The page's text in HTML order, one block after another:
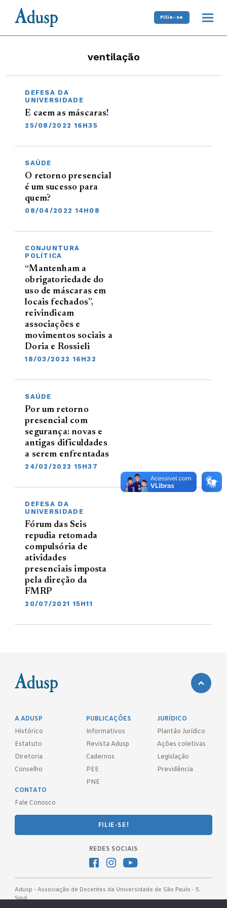
Filie-se
ventilação
DEFESA DA
UNIVERSIDADE
E caem as máscaras!
25/08/2022 16H35
SAÚDE
O retorno presencial
é um sucesso para
quem?
08/04/2022 14H08
CONJUNTURA
POLÍTICA
“Mantenham a
obrigatoriedade do
uso de máscaras em
locais fechados”,
reivindicam
associações e
movimentos sociais a
Doria e Rossieli
18/03/2022 16H32
SAÚDE
Por um retorno
presencial com
segurança: novas e
antigas dificuldades
a serem enfrentadas
24/02/2022 15H37
DEFESA DA
UNIVERSIDADE
Fórum das Seis
repudia retomada
compulsória de
atividades
presenciais imposta
pela direção da
FMRP
20/07/2021 15H11
A ADUSP
Histórico
Estatuto
Diretoria
Conselho
PUBLICAÇÕES
Informativos
Revista Adusp
Cadernos
PEE
PNE
JURÍDICO
Plantão Jurídico
Ações coletivas
Legislação
Previdência
CONTATO
Fale Conosco
FILIE-SE!
REDES SOCIAIS
Adusp - Associação de Docentes da Universidade de São Paulo - S.
Sind.